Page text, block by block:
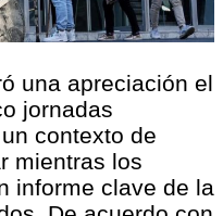
una apreciación el
jornadas
contexto de
mientras los
informe clave de la